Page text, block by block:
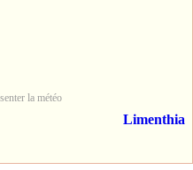
la météo
Limenthia